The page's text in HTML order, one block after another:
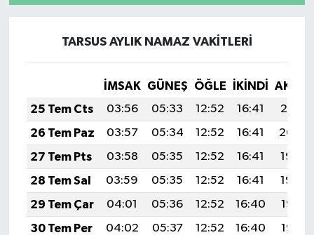
TARSUS AYLIK NAMAZ VAKITLERI
İMSAK GÜNEŞ ÖĞLE İKINDI
25 Tem Cts
03:56 05:33 12:52 16:41
20:01
26 Tem Paz
03:57 05:34 12:52 16:41
20:00
27 Tem Pts
03:58 05:35 12:52 16:41
19:59
28 Tem Sal
03:59 05:35 12:52 16:41
19:59
29 Tem Çar
04:01 05:36 12:52 16:40
19:58
30 Tem Per
04:02 05:37 12:52 16:40
19:57